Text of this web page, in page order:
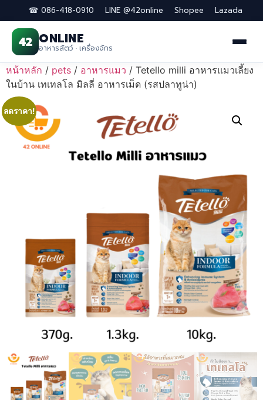
☎ 086-418-0910 LINE @42online Shopee Lazada
42 ONLINE
อาหารสัตว์ · เครื่องจักร
Skip
to
content
หน้าหลัก / pets / อาหารแมว / Tetello milli อาหารแมวเลี้ยง
ในบ้าน เทเทลโล มิลลี่ อาหารเม็ด (รสปลาทูน่า)
ลดราคา!